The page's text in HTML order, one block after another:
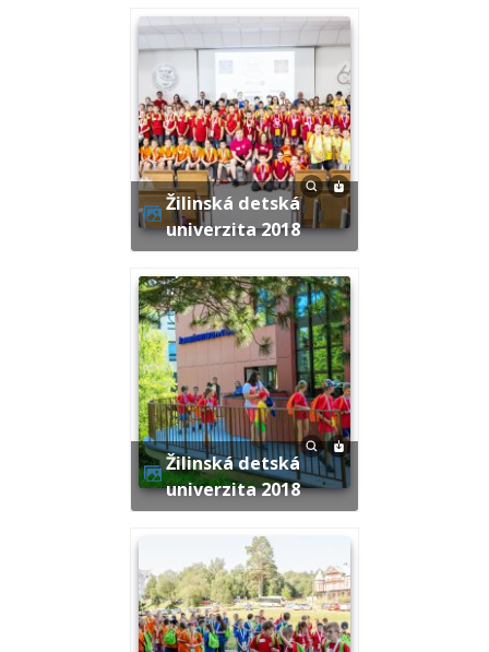
Žilinská detská
univerzita 2018
Žilinská detská
univerzita 2018